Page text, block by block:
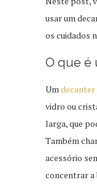
usar um
os cuidados
O que é
Umdecanter
vidro ou
larga, que
Também
acessório
concentrar a